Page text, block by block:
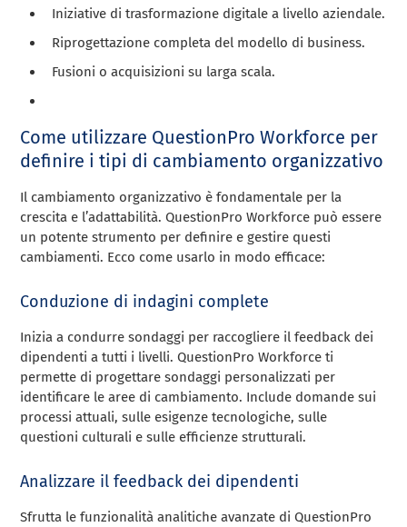
Iniziative di trasformazione digitale a livello aziendale.
Riprogettazione completa del modello di business.
Fusioni o acquisizioni su larga scala.
Come utilizzare QuestionPro Workforce per
definire i tipi di cambiamento organizzativo
Il cambiamento organizzativo è fondamentale per la
crescita e l’adattabilità. QuestionPro Workforce può essere
un potente strumento per definire e gestire questi
cambiamenti. Ecco come usarlo in modo efficace:
Conduzione di indagini complete
Inizia a condurre sondaggi per raccogliere il feedback dei
dipendenti a tutti i livelli. QuestionPro Workforce ti
permette di progettare sondaggi personalizzati per
identificare le aree di cambiamento. Include domande sui
processi attuali, sulle esigenze tecnologiche, sulle
questioni culturali e sulle efficienze strutturali.
Analizzare il feedback dei dipendenti
Sfrutta le funzionalità analitiche avanzate di QuestionPro